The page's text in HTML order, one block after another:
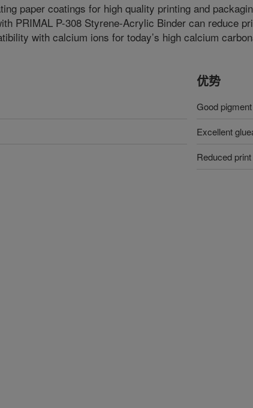
paper coatings for high quality printing and
PRIMAL P-308 Styrene-Acrylic Binder can reduce
with calcium ions for today’s high calcium
优势
Good
Excellent
Reduced